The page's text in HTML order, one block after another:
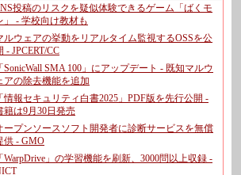
投稿のリスクを疑似体験できるゲーム「ばくモ
」 - 学校向け教材も
ルウェアの挙動をリアルタイム監視するOSSを公
- JPCERT/CC
「SonicWall SMA 100」にアップデート - 既知マルウ
アの除去機能を追加
「情報セキュリティ白書2025」PDF版を先行公開 -
籍は9月30日発売
ープンソースソフト開発者に診断サービスを無償
供 - GMO
「WarpDrive」の学習機能を刷新、3000問以上収録 -